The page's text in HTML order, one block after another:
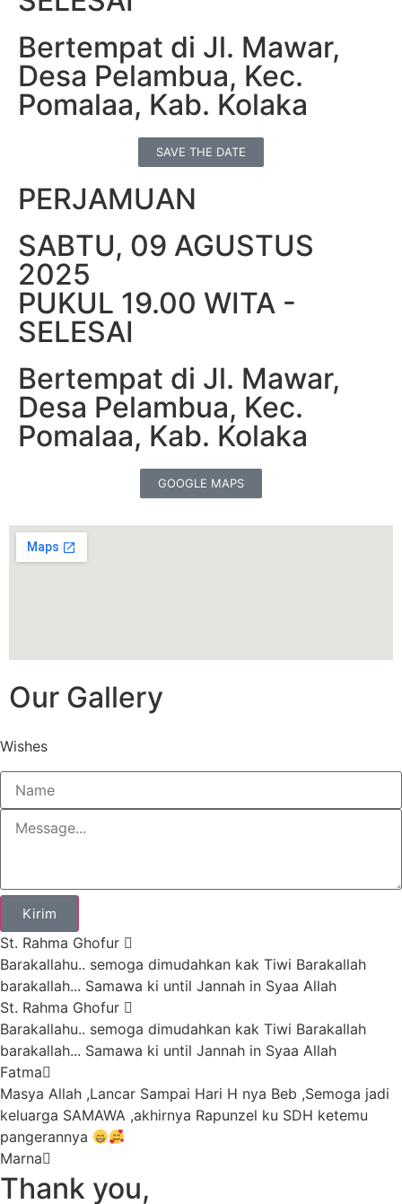
Bertempat di Jl. Mawar,
Desa Pelambua, Kec.
Pomalaa, Kab. Kolaka
SAVE THE DATE
PERJAMUAN
SABTU, 09 AGUSTUS
2025
PUKUL 19.00 WITA -
SELESAI
Bertempat di Jl. Mawar,
Desa Pelambua, Kec.
Pomalaa, Kab. Kolaka
GOOGLE MAPS
Our Gallery
Wishes
Kirim
St. Rahma Ghofur
Barakallahu.. semoga dimudahkan kak Tiwi Barakallah
barakallah... Samawa ki until Jannah in Syaa Allah
St. Rahma Ghofur
Barakallahu.. semoga dimudahkan kak Tiwi Barakallah
barakallah... Samawa ki until Jannah in Syaa Allah
Fatma
Masya Allah ,Lancar Sampai Hari H nya Beb ,Semoga jadi
keluarga SAMAWA ,akhirnya Rapunzel ku SDH ketemu
pangerannya
Marna
Smoga Allah mudahkan sampe hari H nya KK tiwi, dan
Thank you,